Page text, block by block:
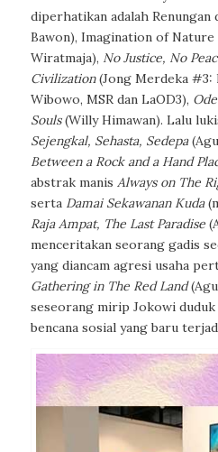
diperhatikan adalah Renungan
Bawon), Imagination of Nature
Wiratmaja), No Justice, No
Civilization(Jong Merdeka #3:
Wibowo, MSR dan LaOD3),
Souls(Willy Himawan). Lalu
Sejengkal, Sehasta, Sedepa
Between a Rock and a Hand
abstrak manis Always on The
serta Damai Sekawanan Kuda
Raja Ampat, The Last Paradise
menceritakan seorang gadis
yang diancam agresi usaha
Gathering in The Red Land
seseorang mirip Jokowi
bencana sosial yang baru